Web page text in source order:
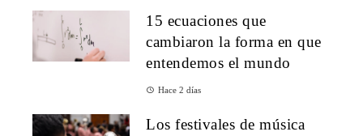
15 ecuaciones que
cambiaron la forma en que
entendemos el mundo
Hace 2 días
Los festivales de música